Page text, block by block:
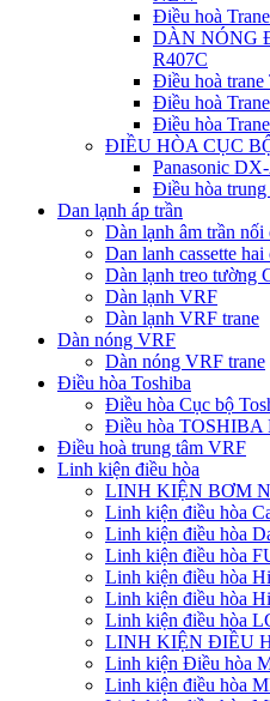
Điều hoà
DÀN NÓNG
R407C
Điều hoà
Điều hoà
Điều hòa
ĐIỀU HÒA CỤC
Panasonic
Điều hòa
Dan lạnh áp trần
Dàn lạnh âm trần
Dan lanh cassette
Dàn lạnh treo tường
Dàn lạnh VRF
Dàn lạnh VRF trane
Dàn nóng VRF
Dàn nóng VRF trane
Điều hòa Toshiba
Điều hòa Cục bộ
Điều hòa TOSHIBA
Điều hoà trung tâm VRF
Linh kiện điều hòa
LINH KIỆN BƠM
Linh kiện điều hòa
Linh kiện điều hòa
Linh kiện điều hòa
Linh kiện điều hòa
Linh kiện điều hòa
Linh kiện điều hòa
LINH KIỆN ĐIỀU
Linh kiện Điều hòa
Linh kiện điều hòa